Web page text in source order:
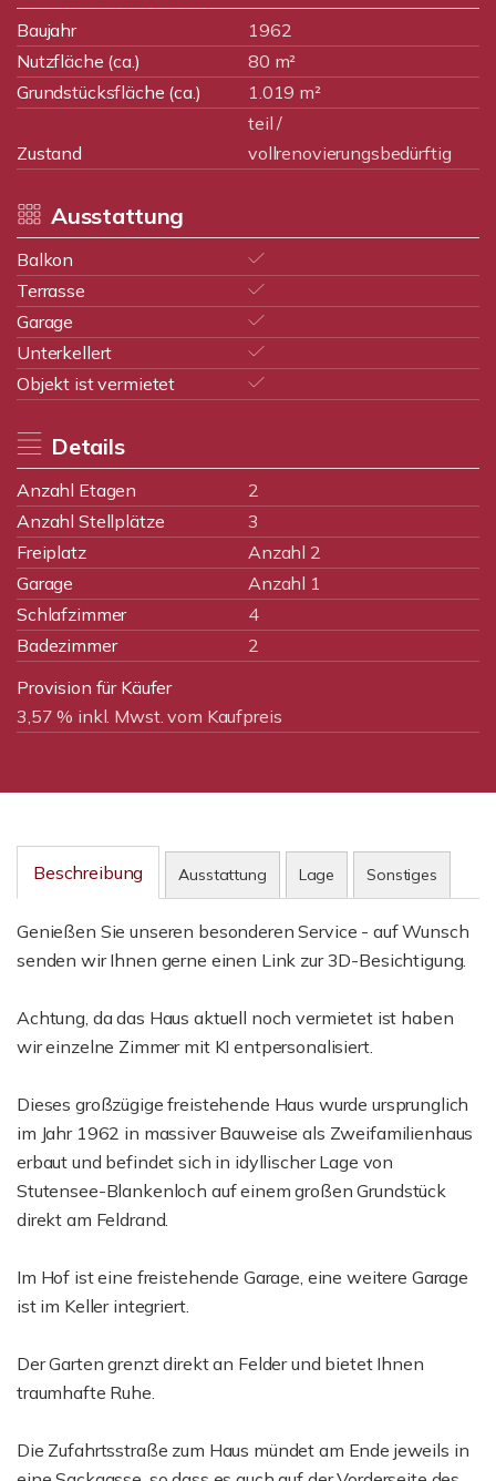
Baujahr
1962
Nutzfläche (ca.)
80 m²
Grundstücksfläche (ca.)
1.019 m²
Zustand
teil /
vollrenovierungsbedürftig
Ausstattung
Balkon
Terrasse
Garage
Unterkellert
Objekt ist vermietet
Details
Anzahl Etagen
2
Anzahl Stellplätze
3
Freiplatz
Anzahl 2
Garage
Anzahl 1
Schlafzimmer
4
Badezimmer
2
Provision für Käufer
3,57 % inkl. Mwst. vom Kaufpreis
Beschreibung Ausstattung Lage Sonstiges
Genießen Sie unseren besonderen Service - auf Wunsch
senden wir Ihnen gerne einen Link zur 3D-Besichtigung.
Achtung, da das Haus aktuell noch vermietet ist haben
wir einzelne Zimmer mit KI entpersonalisiert.
Dieses großzügige freistehende Haus wurde ursprunglich
im Jahr 1962 in massiver Bauweise als Zweifamilienhaus
erbaut und befindet sich in idyllischer Lage von
Stutensee-Blankenloch auf einem großen Grundstück
direkt am Feldrand.
Im Hof ist eine freistehende Garage, eine weitere Garage
ist im Keller integriert.
Der Garten grenzt direkt an Felder und bietet Ihnen
traumhafte Ruhe.
Die Zufahrtsstraße zum Haus mündet am Ende jeweils in